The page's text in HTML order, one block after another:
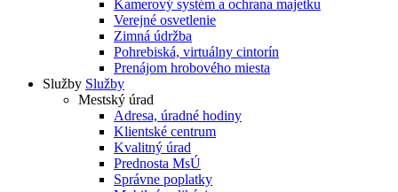
Kamerový systém a ochrana majetku
Verejné osvetlenie
Zimná údržba
Pohrebiská, virtuálny cintorín
Prenájom hrobového miesta
Služby Služby
Mestský úrad
Adresa, úradné hodiny
Klientské centrum
Kvalitný úrad
Prednosta MsÚ
Správne poplatky